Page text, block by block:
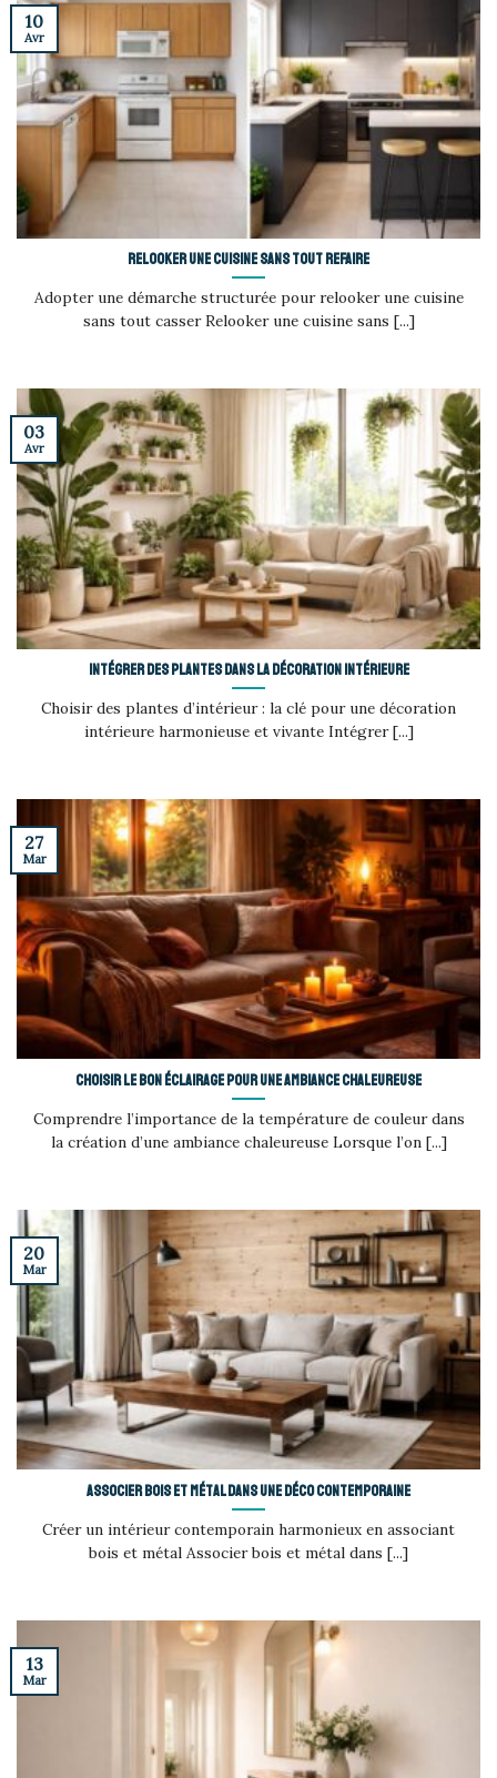
Relooker une cuisine sans tout refaire
Adopter une démarche structurée pour relooker une cuisine
sans tout casser Relooker une cuisine sans [...]
10
Avr
Intégrer des plantes dans la décoration intérieure
Choisir des plantes d’intérieur : la clé pour une décoration
intérieure harmonieuse et vivante Intégrer [...]
03
Avr
Choisir le bon éclairage pour une ambiance chaleureuse
Comprendre l’importance de la température de couleur dans
la création d’une ambiance chaleureuse Lorsque l’on [...]
27
Mar
Associer bois et métal dans une déco contemporaine
Créer un intérieur contemporain harmonieux en associant
bois et métal Associer bois et métal dans [...]
20
Mar
13
Mar